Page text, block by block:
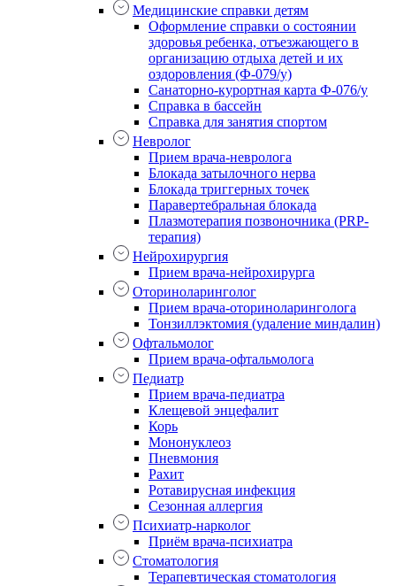
Медицинские справки детям
Оформление справки о состоянии
здоровья ребенка, отъезжающего в
организацию отдыха детей и их
оздоровления (Ф-079/у)
Санаторно-курортная карта Ф-076/у
Справка в бассейн
Справка для занятия спортом
Невролог
Прием врача-невролога
Блокада затылочного нерва
Блокада триггерных точек
Паравертебральная блокада
Плазмотерапия позвоночника (PRP-
терапия)
Нейрохирургия
Прием врача-нейрохирурга
Оториноларинголог
Прием врача-оториноларинголога
Тонзиллэктомия (удаление миндалин)
Офтальмолог
Прием врача-офтальмолога
Педиатр
Прием врача-педиатра
Клещевой энцефалит
Корь
Мононуклеоз
Пневмония
Рахит
Ротавирусная инфекция
Сезонная аллергия
Психиатр-нарколог
Приём врача-психиатра
Стоматология
Терапевтическая стоматология